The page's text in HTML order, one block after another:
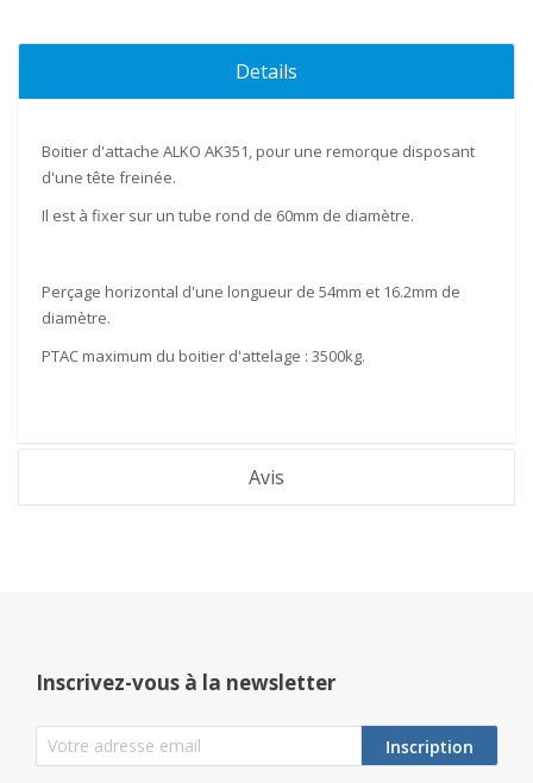
Details
Boitier d'attache ALKO AK351, pour une remorque disposant
d'une tête freinée.
Il est à fixer sur un tube rond de 60mm de diamètre.
Perçage horizontal d'une longueur de 54mm et 16.2mm de
diamètre.
PTAC maximum du boitier d'attelage : 3500kg.
Avis
Inscrivez-vous à la newsletter
Inscription